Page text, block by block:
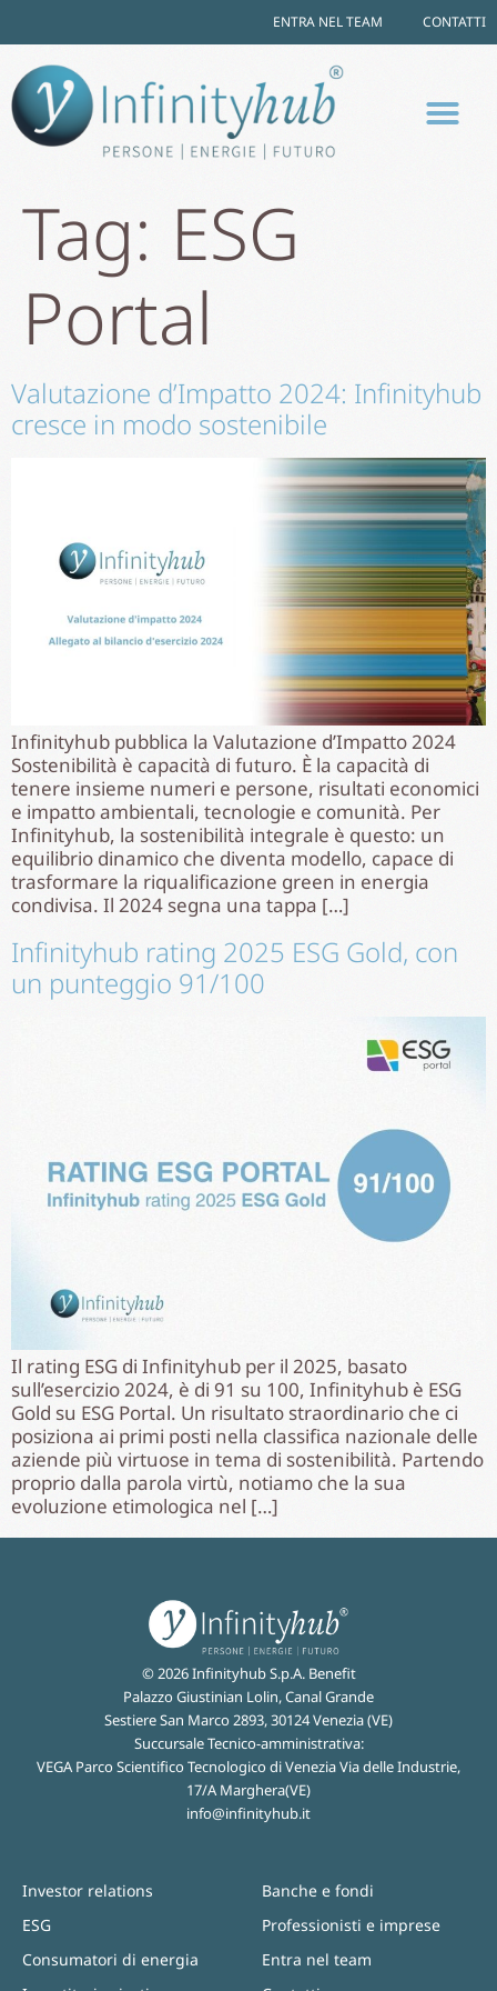
ENTRA NEL TEAM CONTATTI
Tag: ESG
Portal
Valutazione d’Impatto 2024: Infinityhub
cresce in modo sostenibile
Infinityhub pubblica la Valutazione d’Impatto 2024
Sostenibilità è capacità di futuro. È la capacità di
tenere insieme numeri e persone, risultati economici
e impatto ambientali, tecnologie e comunità. Per
Infinityhub, la sostenibilità integrale è questo: un
equilibrio dinamico che diventa modello, capace di
trasformare la riqualificazione green in energia
condivisa. Il 2024 segna una tappa […]
Infinityhub rating 2025 ESG Gold, con
un punteggio 91/100
Il rating ESG di Infinityhub per il 2025, basato
sull’esercizio 2024, è di 91 su 100, Infinityhub è ESG
Gold su ESG Portal. Un risultato straordinario che ci
posiziona ai primi posti nella classifica nazionale delle
aziende più virtuose in tema di sostenibilità. Partendo
proprio dalla parola virtù, notiamo che la sua
evoluzione etimologica nel […]
© 2026 Infinityhub S.p.A. Benefit
Palazzo Giustinian Lolin, Canal Grande
Sestiere San Marco 2893, 30124 Venezia (VE)
Succursale Tecnico-amministrativa:
VEGA Parco Scientifico Tecnologico di Venezia Via delle Industrie,
17/A Marghera(VE)
info@infinityhub.it
Investor relations
ESG
Consumatori di energia
Banche e fondi
Professionisti e imprese
Entra nel team